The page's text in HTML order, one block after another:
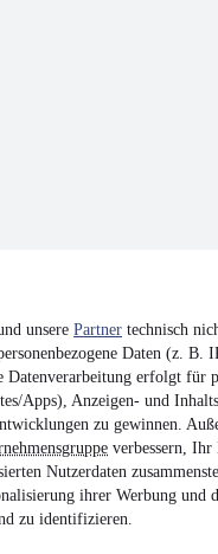
unsere Partner technisch
Daten (z. B.
Datenverarbeitung erfolgt für
Apps), Anzeigen- und
zu gewinnen.
verbessern, Ihr
Nutzerdaten
ihrer Werbung und
zu identifizieren.